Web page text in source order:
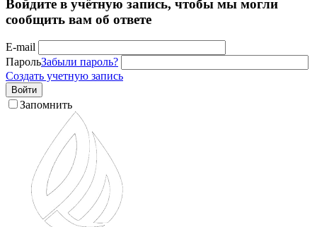
Войдите в учётную запись, чтобы мы могли
сообщить вам об ответе
E-mail
ПарольЗабыли пароль?
Создать учетную запись
Войти
Запомнить